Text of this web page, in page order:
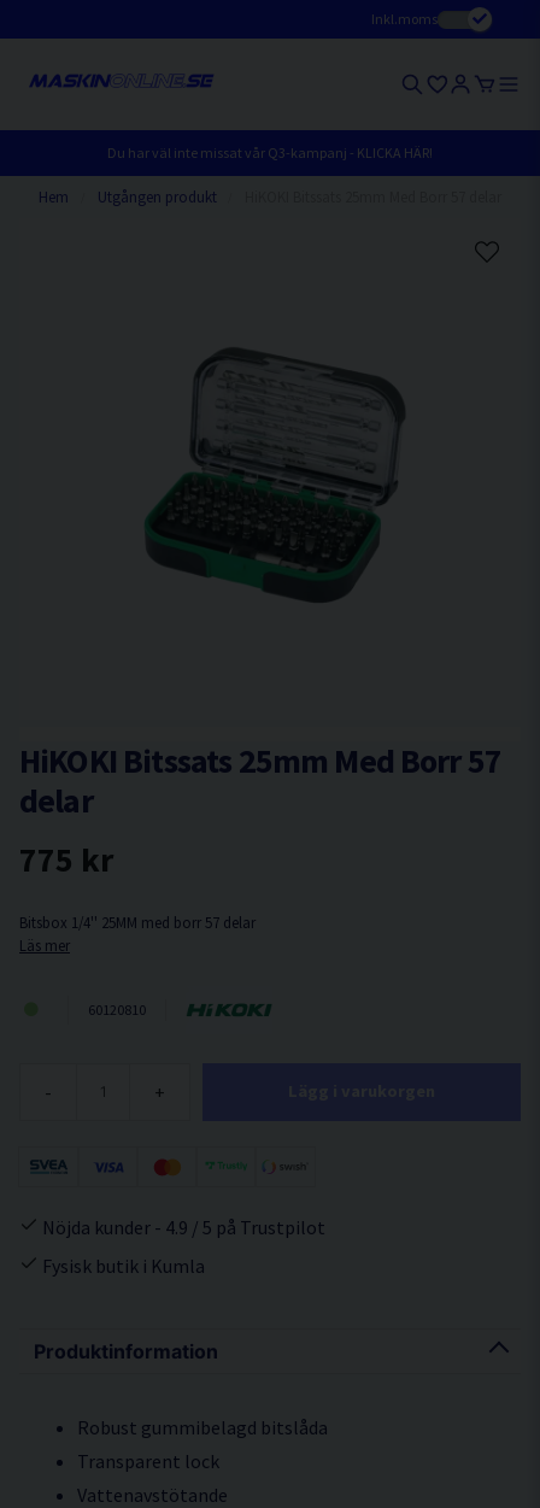
Inkl.moms
Du har väl inte missat vår Q3-kampanj - KLICKA HÄR!
Hem Utgången produkt
Produktinformation
Robust gummibelagd bitslåda
Transparent lock
Vattenavstötande
HiKOKI Bitssats 25mm Med Borr 57
delar
775 kr
Bitsbox 1/4'' 25MM med borr 57 delar
Läs mer
60120810
- +
Nöjda kunder - 4.9 / 5 på Trustpilot
Fysisk butik i Kumla